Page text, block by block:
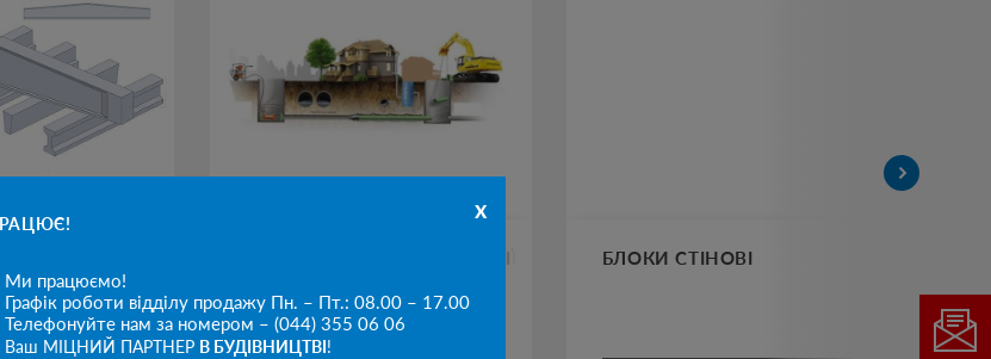
x
Ми працюємо!
Графік роботи відділу продажу Пн. – Пт.: 08.00 – 17.00
Телефонуйте нам за номером – (044) 355 06 06
Ваш МІЦНИЙ ПАРТНЕР В БУДІВНИЦТВІ!
БЕЗТРАНШЕЙНІ ТЕХНОЛОГІЇ БЛОКИ СТІНОВІ